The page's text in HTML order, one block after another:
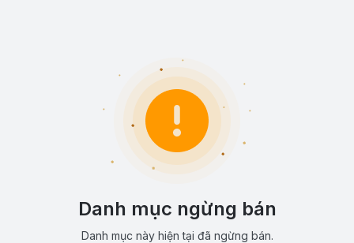
Danh mục ngừng bán
Danh mục này hiện tại đã ngừng bán.